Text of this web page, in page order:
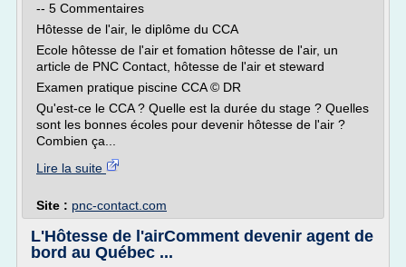
-- 5 Commentaires
Hôtesse de l'air, le diplôme du CCA
Ecole hôtesse de l'air et fomation hôtesse de l'air, un
article de PNC Contact, hôtesse de l'air et steward
Examen pratique piscine CCA © DR
Qu'est-ce le CCA ? Quelle est la durée du stage ? Quelles
sont les bonnes écoles pour devenir hôtesse de l'air ?
Combien ça...
Lire la suite
Site : pnc-contact.com
L'Hôtesse de l'airComment devenir agent de
bord au Québec ...